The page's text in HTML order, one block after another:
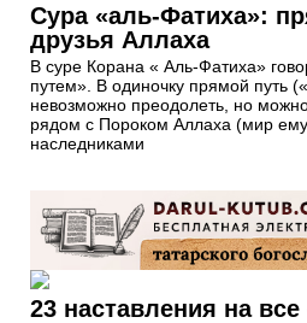
Сура «аль-Фатиха»:
друзья Аллаха
В суре Корана « Аль-Фатиха»
путем». В одиночку прямой путь
невозможно преодолеть, но
рядом с Пороком Аллаха (мир
наследниками
23 наставления на